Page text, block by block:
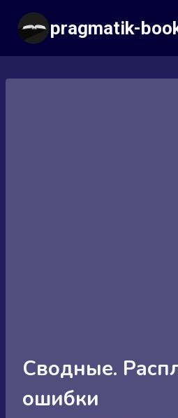
Перейти
содержимому
pragmatik-
Сводные.
ошибки